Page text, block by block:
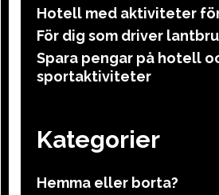
Hotell med aktiviteter
För dig som driver
Spara pengar på hotell
sportaktiviteter
Kategorier
Hemma eller borta?